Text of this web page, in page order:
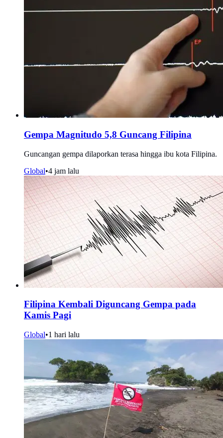
Gempa Magnitudo 5,8 Guncang Filipina
Guncangan gempa dilaporkan terasa hingga ibu kota Filipina.
Global•4 jam lalu
Filipina Kembali Diguncang Gempa pada
Kamis Pagi
Global•1 hari lalu